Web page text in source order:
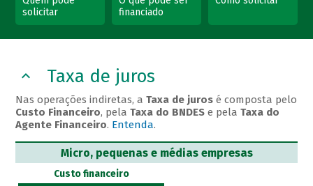
solicitar
financiado
Taxa de juros
Nas operações indiretas, aTaxa de juros é composta pelo
Custo Financeiro, pelaTaxa do BNDES e pelaTaxa do
Agente Financeiro. Entenda.
Micro, pequenas e médias empresas
Custo financeiro